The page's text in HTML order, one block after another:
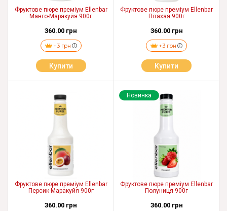
Фруктове пюре преміум Ellenbar
Манго-Маракуйя 900г
360.00 грн
+3 грн
Купити
Фруктове пюре преміум Ellenbar
Пітахая 900г
360.00 грн
+3 грн
Купити
Фруктове пюре преміум Ellenbar
Персик-Маракуйя 900г
360.00 грн
Новинка
Фруктове пюре преміум Ellenbar
Полуниця 900г
360.00 грн